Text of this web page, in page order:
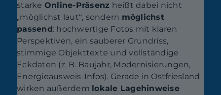
starke Online-Präsenz heißt dabei nicht
„möglichst laut“, sondern möglichst
passend : hochwertige Fotos mit klaren
Perspektiven, ein sauberer Grundriss,
stimmige Objekttexte und vollständige
Eckdaten (z. B. Baujahr, Modernisierungen,
Energieausweis-Infos). Gerade in Ostfriesland
wirken außerdem lokale Lagehinweise